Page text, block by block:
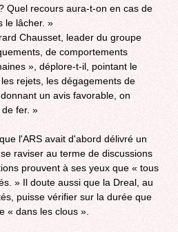
Quel recours aura-t-on en cas de
le lâcher. »
Chausset, leader du groupe
de comportements
», déplore-t-il, pointant le
rejets, les dégagements de
un avis favorable, on
fer. »
l'ARS avait d'abord délivré un
raviser au terme de discussions
prouvent à ses yeux que « tous
» Il doute aussi que la Dreal, au
puisse vérifier sur la durée que
« dans les clous ».